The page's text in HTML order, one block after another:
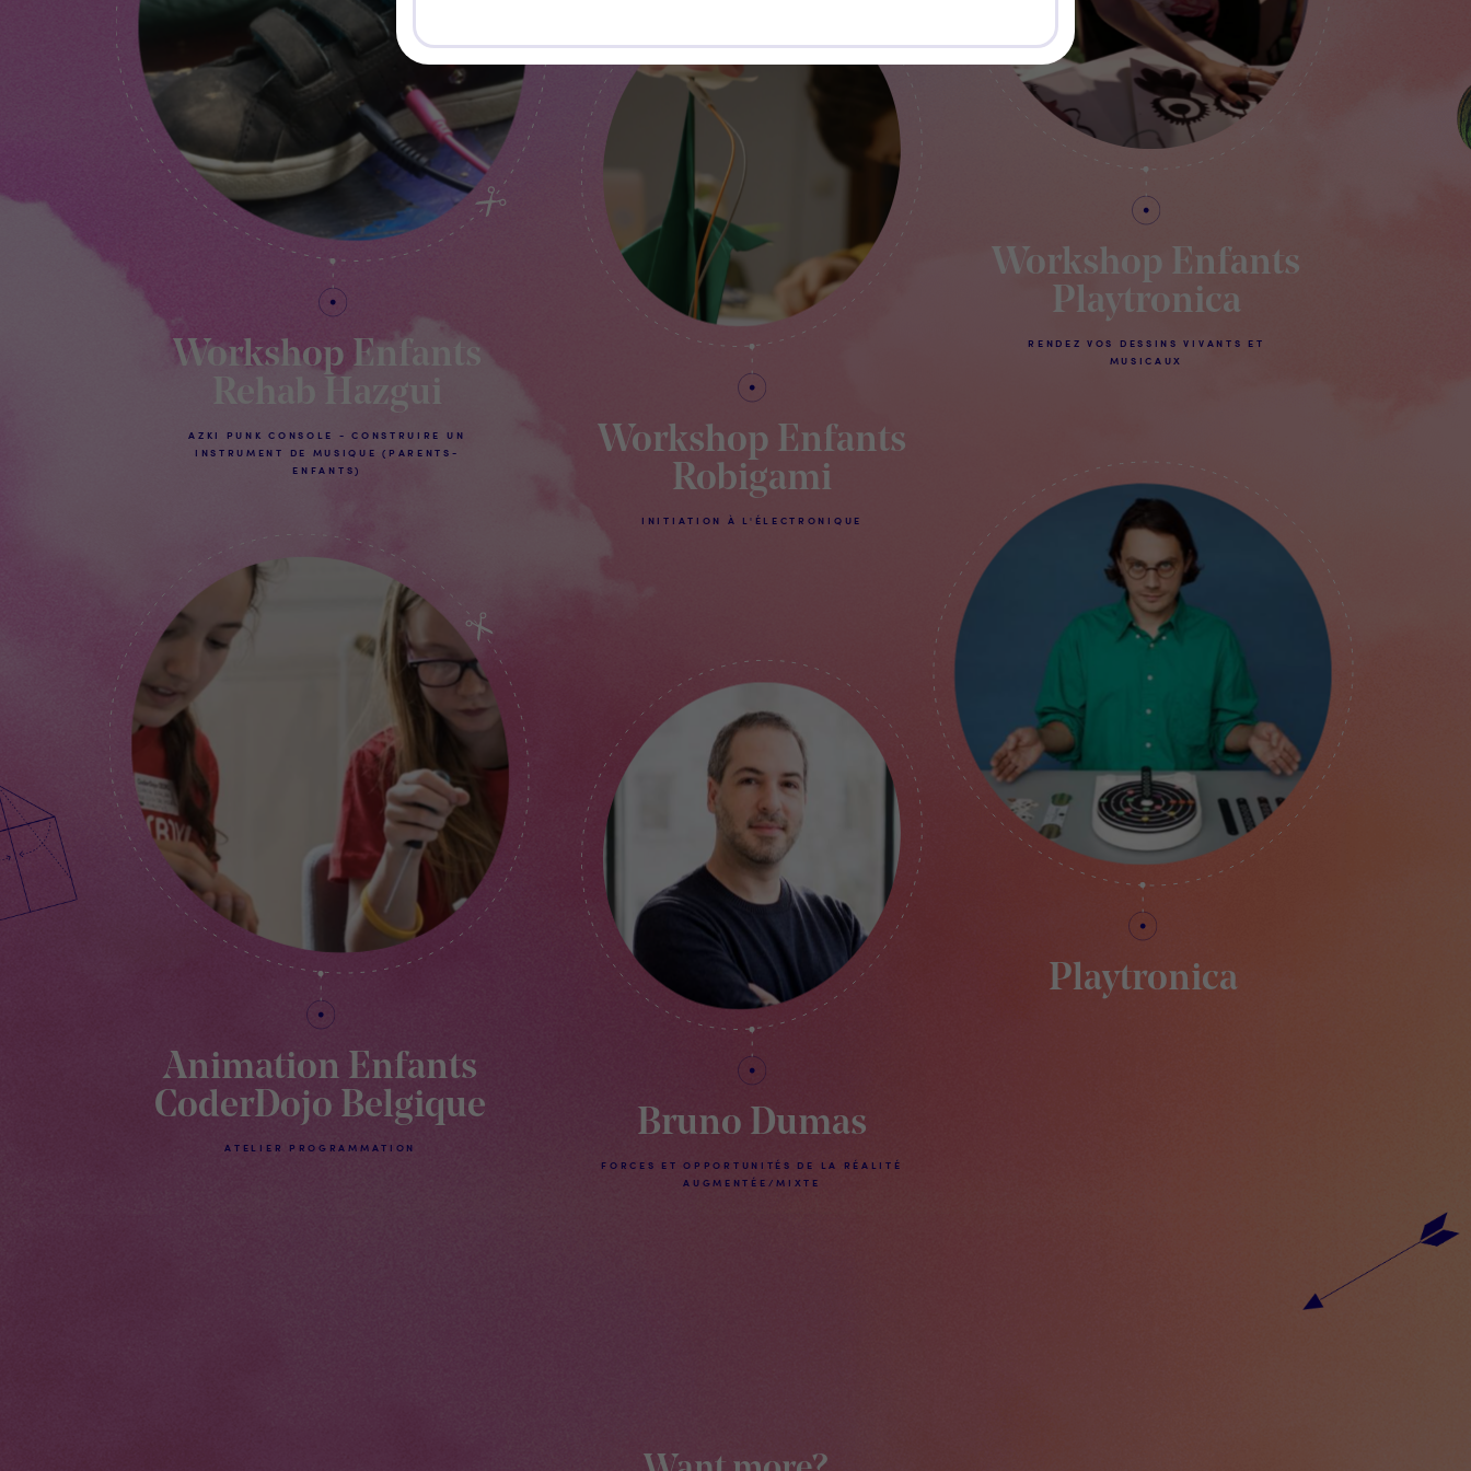
Workshop Enfants
Rehab Hazgui
AZKI PUNK CONSOLE - CONSTRUIRE UN
INSTRUMENT DE MUSIQUE (PARENTS-
ENFANTS)
Workshop Enfants
Robigami
INITIATION À L'ÉLECTRONIQUE
Workshop Enfants
Playtronica
RENDEZ VOS DESSINS VIVANTS ET
MUSICAUX
Animation Enfants
CoderDojo Belgique
ATELIER PROGRAMMATION
Bruno Dumas
FORCES ET OPPORTUNITÉS DE LA RÉALITÉ
AUGMENTÉE/MIXTE
Playtronica